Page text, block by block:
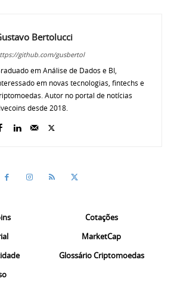
Bertolucci
github.com/gusbertol
em Análise de Dados e BI,
em novas tecnologias, fintechs e
Autor no portal de notícias
desde 2018.
Cotações
MarketCap
Glossário Criptomoedas